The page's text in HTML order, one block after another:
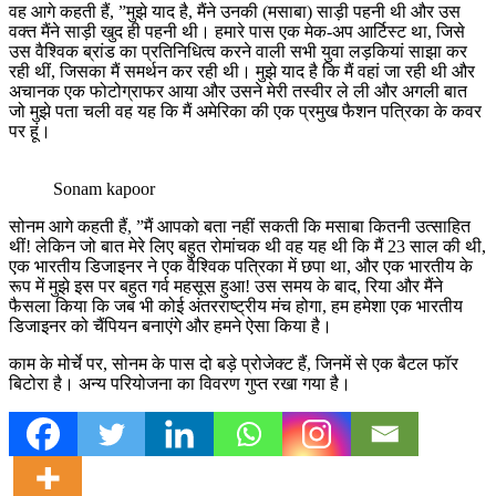
वह आगे कहती हैं, ”मुझे याद है, मैंने उनकी (मसाबा) साड़ी पहनी थी और उस
वक्त मैंने साड़ी खुद ही पहनी थी। हमारे पास एक मेक-अप आर्टिस्ट था, जिसे
उस वैश्विक ब्रांड का प्रतिनिधित्व करने वाली सभी युवा लड़कियां साझा कर
रही थीं, जिसका मैं समर्थन कर रही थी। मुझे याद है कि मैं वहां जा रही थी और
अचानक एक फोटोग्राफर आया और उसने मेरी तस्वीर ले ली और अगली बात
जो मुझे पता चली वह यह कि मैं अमेरिका की एक प्रमुख फैशन पत्रिका के कवर
पर हूं।
Sonam kapoor
सोनम आगे कहती हैं, ”मैं आपको बता नहीं सकती कि मसाबा कितनी उत्साहित
थीं! लेकिन जो बात मेरे लिए बहुत रोमांचक थी वह यह थी कि मैं 23 साल की थी,
एक भारतीय डिजाइनर ने एक वैश्विक पत्रिका में छपा था, और एक भारतीय के
रूप में मुझे इस पर बहुत गर्व महसूस हुआ! उस समय के बाद, रिया और मैंने
फैसला किया कि जब भी कोई अंतरराष्ट्रीय मंच होगा, हम हमेशा एक भारतीय
डिजाइनर को चैंपियन बनाएंगे और हमने ऐसा किया है।
काम के मोर्चे पर, सोनम के पास दो बड़े प्रोजेक्ट हैं, जिनमें से एक बैटल फॉर
बिटोरा है। अन्य परियोजना का विवरण गुप्त रखा गया है।